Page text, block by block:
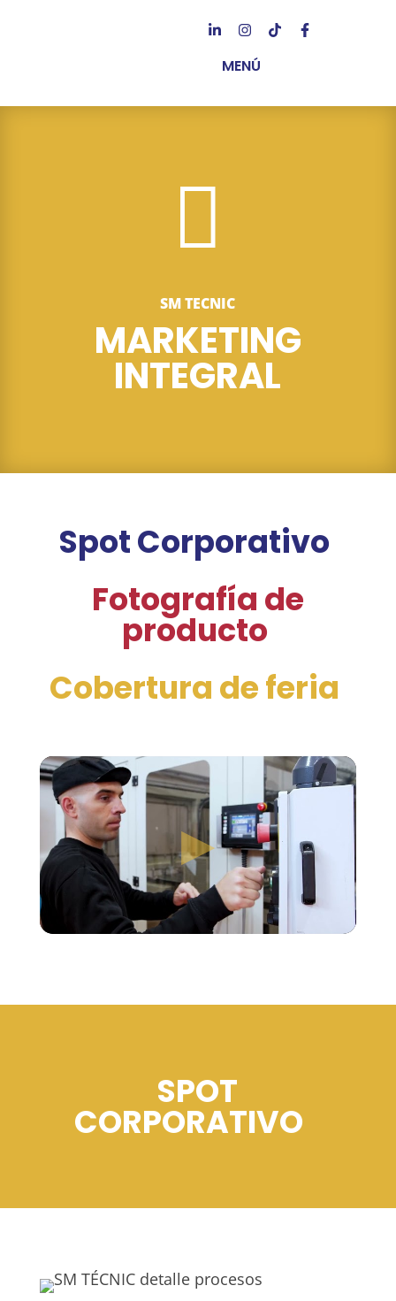
MENÚ

SM TECNIC
MARKETING
INTEGRAL
Spot Corporativo
Fotografía de
producto
Cobertura de feria
SPOT
CORPORATIVO